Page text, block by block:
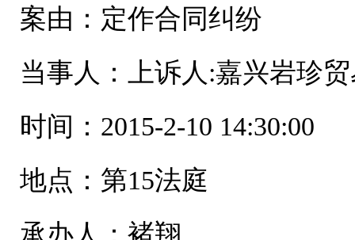
案由：定作合同纠纷
当事人：上诉人:嘉兴岩珍
时间：2015-2-10 14:30:00
地点：第15法庭
承办人：褚翔